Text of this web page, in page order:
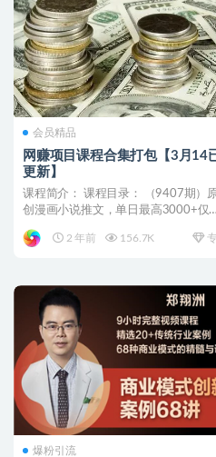
会员精品
网赚项目课程合集打包【3月14
更新】
课程简介： 课程目录： （9407期）原
创漫画小说推文，单日最高3000+仅需
2 年前
156.7K
爆粉引流